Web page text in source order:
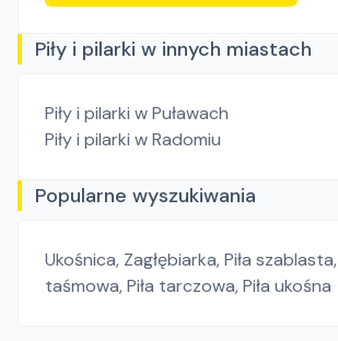
Piły i pilarki w innych miastach
Piły i pilarki w Puławach
Piły i pilarki w Radomiu
Popularne wyszukiwania
Ukośnica, Zagłębiarka,Piła szablasta,
taśmowa,Piła tarczowa,Piła ukośna